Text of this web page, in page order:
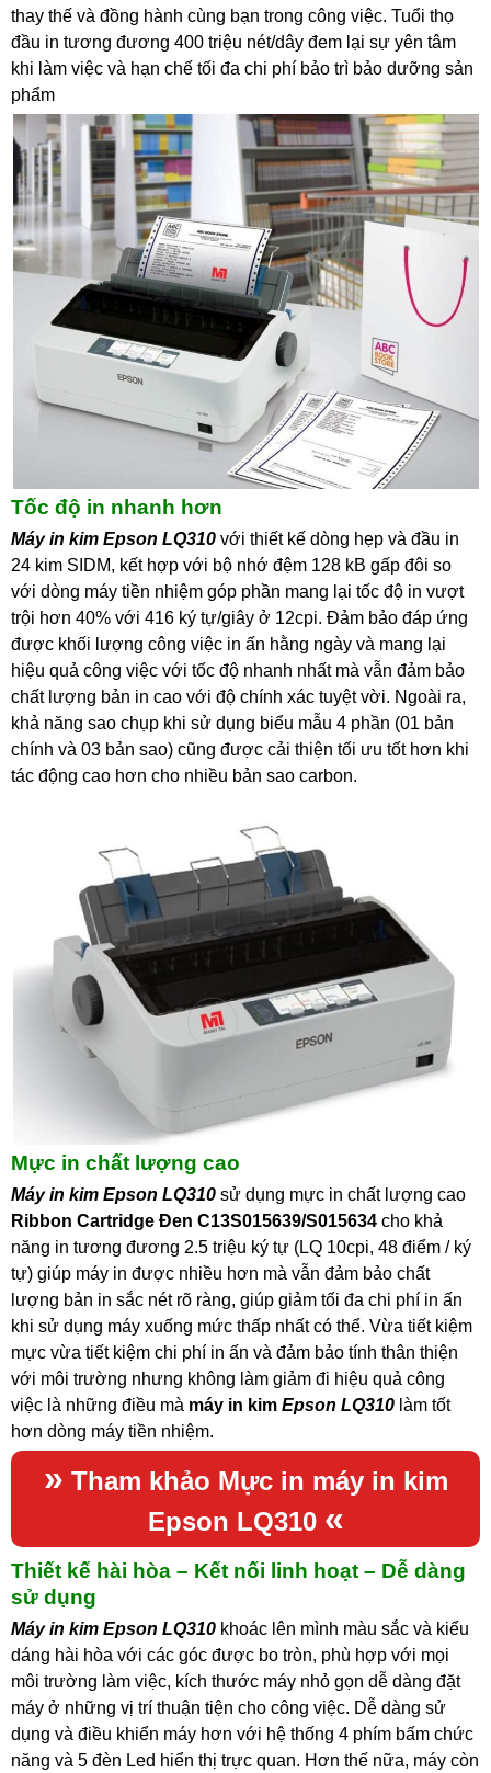
thay thế và đồng hành cùng bạn trong công việc. Tuổi thọ
đầu in tương đương 400 triệu nét/dây đem lại sự yên tâm
khi làm việc và hạn chế tối đa chi phí bảo trì bảo dưỡng sản
phẩm
Tốc độ in nhanh hơn
Máy in kim Epson LQ310 với thiết kế dòng hẹp và đầu in
24 kim SIDM, kết hợp với bộ nhớ đệm 128 kB gấp đôi so
với dòng máy tiền nhiệm góp phần mang lại tốc độ in vượt
trội hơn 40% với 416 ký tự/giây ở 12cpi. Đảm bảo đáp ứng
được khối lượng công việc in ấn hằng ngày và mang lại
hiệu quả công việc với tốc độ nhanh nhất mà vẫn đảm bảo
chất lượng bản in cao với độ chính xác tuyệt vời. Ngoài ra,
khả năng sao chụp khi sử dụng biểu mẫu 4 phần (01 bản
chính và 03 bản sao) cũng được cải thiện tối ưu tốt hơn khi
tác động cao hơn cho nhiều bản sao carbon.
Mực in chất lượng cao
Máy in kim Epson LQ310 sử dụng mực in chất lượng cao
Ribbon Cartridge Đen C13S015639/S015634 cho khả
năng in tương đương 2.5 triệu ký tự (LQ 10cpi, 48 điểm / ký
tự) giúp máy in được nhiều hơn mà vẫn đảm bảo chất
lượng bản in sắc nét rõ ràng, giúp giảm tối đa chi phí in ấn
khi sử dụng máy xuống mức thấp nhất có thể. Vừa tiết kiệm
mực vừa tiết kiệm chi phí in ấn và đảm bảo tính thân thiện
với môi trường nhưng không làm giảm đi hiệu quả công
việc là những điều mà máy in kim Epson LQ310 làm tốt
hơn dòng máy tiền nhiệm.
» Tham khảo Mực in máy in kim
Epson LQ310 «
Thiết kế hài hòa – Kết nối linh hoạt – Dễ dàng
sử dụng
Máy in kim Epson LQ310 khoác lên mình màu sắc và kiểu
dáng hài hòa với các góc được bo tròn, phù hợp với mọi
môi trường làm việc, kích thước máy nhỏ gọn dễ dàng đặt
máy ở những vị trí thuận tiện cho công việc. Dễ dàng sử
dụng và điều khiển máy hơn với hệ thống 4 phím bấm chức
năng và 5 đèn Led hiển thị trực quan. Hơn thế nữa, máy còn